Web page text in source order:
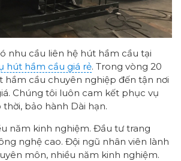
nhu cầu liên hệ hút hầm cầu tại
hút hầm cầu giá rẻ. Trong vòng 20
hầm cầu chuyên nghiệp đến tận nơi
Chúng tôi luôn cam kết phục vụ
bảo hành Dài hạn.
năm kinh nghiệm. Đầu tư trang
nghệ cao. Đội ngũ nhân viên lành
môn, nhiều năm kinh nghiệm.